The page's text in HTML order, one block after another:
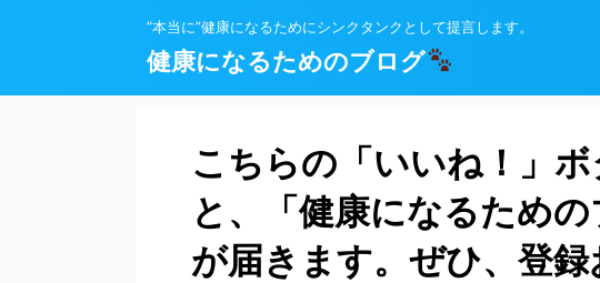
”本当に”健康になるためにシンクタンクとして提言します。
健康になるためのブログ
こちらの「いいね！」
と、「健康になるため
が届きます。ぜひ、登録